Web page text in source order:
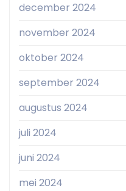
december 2024
november 2024
oktober 2024
september 2024
augustus 2024
juli 2024
juni 2024
mei 2024